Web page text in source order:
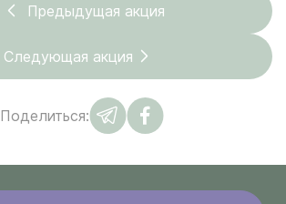
Предыдущая акция
Следующая акция
Поделиться: